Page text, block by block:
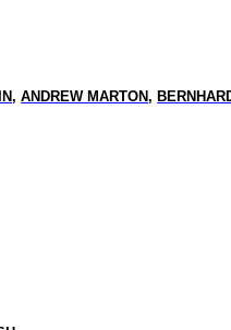
,ANDREW MARTON,